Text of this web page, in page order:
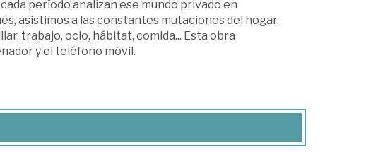
período analizan ese mundo privado en
asistimos a las constantes mutaciones del hogar,
trabajo, ocio, hábitat, comida... Esta obra
y el teléfono móvil.